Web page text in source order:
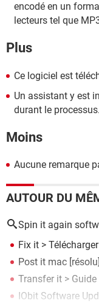
encodé en un
lecteurs tel que
Plus
Ce logiciel est
Un assistant y est
durant le processus.
Moins
Aucune remarque
AUTOUR DU
Spin it again
Fix it >
Post it mac
Transfer it > Guide
IObit Software